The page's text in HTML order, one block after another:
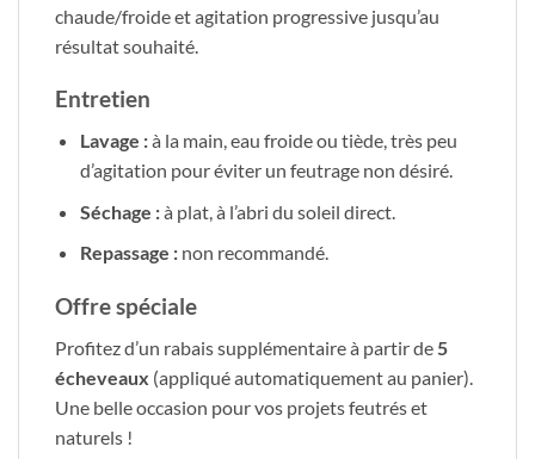
chaude/froide et agitation progressive jusqu’au
résultat souhaité.
Entretien
Lavage :à la main, eau froide ou tiède, très peu
d’agitation pour éviter un feutrage non désiré.
Séchage :à plat, à l’abri du soleil direct.
Repassage :non recommandé.
Offre spéciale
Profitez d’un rabais supplémentaire à partir de 5
écheveaux (appliqué automatiquement au panier).
Une belle occasion pour vos projets feutrés et
naturels !